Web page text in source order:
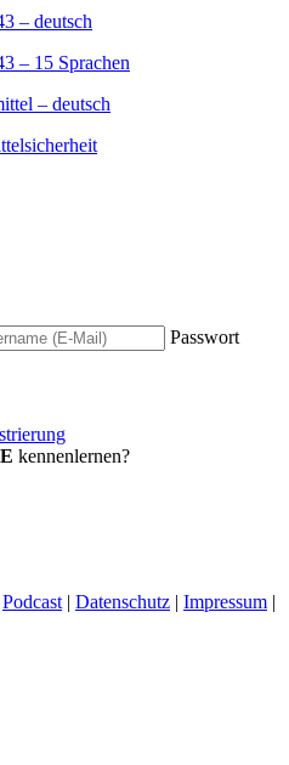
– deutsch
– 15 Sprachen
– deutsch
Passwort
kennenlernen?
Podcast | Datenschutz | Impressum |